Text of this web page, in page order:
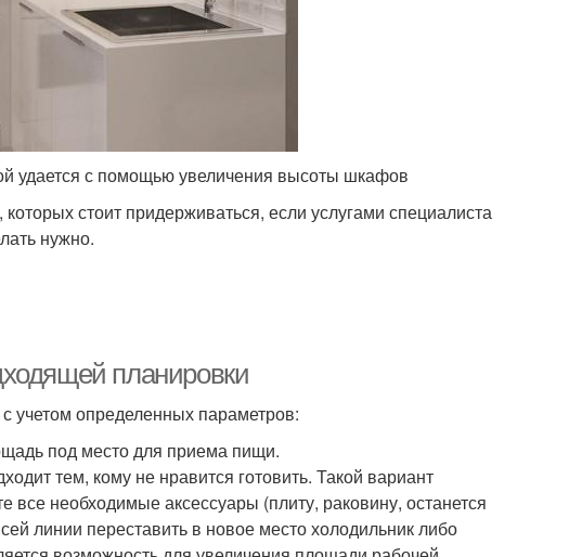
удается с помощью увеличения высоты шкафов
стоит придерживаться, если услугами специалиста
нужно.
планировки
учетом определенных параметров:
под место для приема пищи.
тем, кому не нравится готовить. Такой вариант
все необходимые аксессуары (плиту, раковину, останется
линии переставить в новое место холодильник либо